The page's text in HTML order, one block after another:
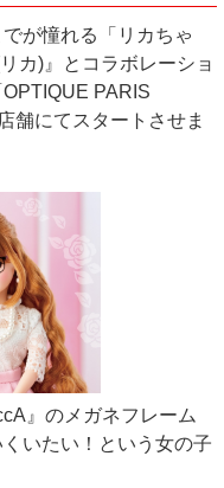
が憧れる「リカちゃ
カ)』とコラボレーショ
PARIS
舗にてスタートさせま
』のメガネフレーム
いたい！という女の子